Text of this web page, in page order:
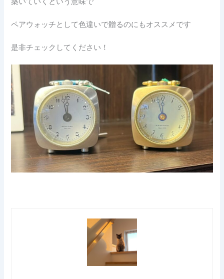
ペアウォッチとして色違いで贈るのにもオススメです
是非チェックしてください！